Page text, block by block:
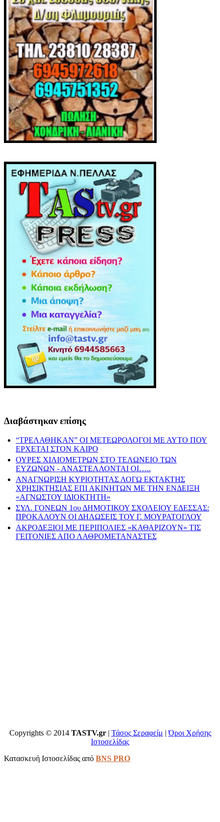
Διαβάστηκαν επίσης
“ΤΡΕΛΑΘΗΚΑΝ” ΟΙ ΜΕΤΕΩΡΟΛΟΓΟΙ ΜΕ ΑΥΤΟ ΠΟΥ
ΕΡΧΕΤΑΙ ΣΤΟΝ ΚΑΙΡΟ
ΟΥΡΕΣ ΧΙΛΙΟΜΕΤΡΩΝ ΣΤΟ ΤΕΛΩΝΕΙΟ ΤΩΝ
ΕΥΖΩΝΩΝ - ΑΝΑΣΤΕΛΛΟΝΤΑΙ ΟΙ…..
ΑΝΑΓΝΩΡΙΣΗ ΚΥΡΙΟΤΗΤΑΣ ΛΟΓΩ ΕΚΤΑΚΤΗΣ
ΧΡΗΣΙΚΤΗΣΙΑΣ ΕΠΙ ΑΚΙΝΗΤΩΝ ΜΕ ΤΗΝ ΕΝΔΕΙΞΗ
«ΑΓΝΩΣΤΟΥ ΙΔΙΟΚΤΗΤΗ»
ΣΥΛ. ΓΟΝΕΩΝ 1ου ΔΗΜΟΤΙΚΟΥ ΣΧΟΛΕΙΟΥ ΕΔΕΣΣΑΣ:
ΠΡΟΚΑΛΟΥΝ ΟΙ ΔΗΛΩΣΕΙΣ ΤΟΥ Γ. ΜΟΥΡΑΤΟΓΛΟΥ
ΑΚΡΟΔΕΞΙΟΙ ΜΕ ΠΕΡΙΠΟΛΙΕΣ «ΚΑΘΑΡΙΖΟΥΝ» ΤΙΣ
ΓΕΙΤΟΝΙΕΣ ΑΠΟ ΛΑΘΡΟΜΕΤΑΝΑΣΤΕΣ
Copyrights © 2014 TASTV.gr| Τάσος Σεραφείμ |Όροι Χρήσης
Ιστοσελίδας
Κατασκευή Ιστοσελίδας από BNS PRO